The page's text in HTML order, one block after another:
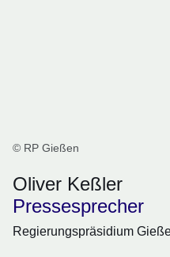
© RP Gießen
Oliver Keßler
Pressesprecher
Regierungspräsidium